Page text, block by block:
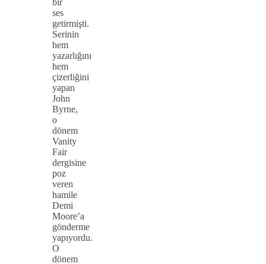
ses
getirmişti.
Serinin
hem
yazarlığını
hem
çizerliğini
yapan
John
Byrne,
o
dönem
Vanity
Fair
dergisine
poz
veren
hamile
Demi
Moore’a
gönderme
yapıyordu.
O
dönem